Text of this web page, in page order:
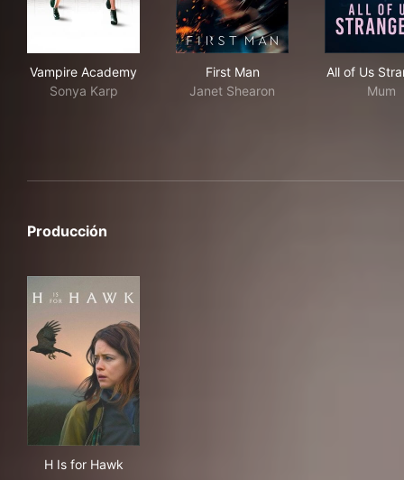
Vampire Academy
Sonya Karp
First Man
Janet Shearon
All of Us
Mum
Producción
H Is for Hawk